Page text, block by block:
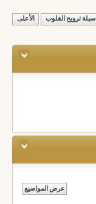
سبلة ترويح القلوب الأعلى